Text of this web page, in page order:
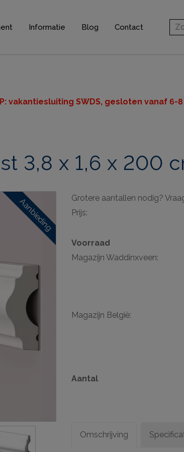
elementen
gereedschappen
ophangsysteem
Informatie Blog Contact
vakantiesluiting SWDS, gesloten vanaf 6-
3,8 x 1,6 x 200
Aanbieding Grotere aantallen nodig?
Prijs:
Voorraad
Magazijn Waddinxveen:
Magazijn België:
Aantal
Omschrijving